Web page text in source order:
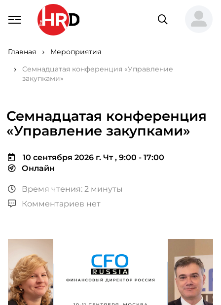
Главная
Мероприятия
Семнадцатая конференция «Управление
закупками»
Семнадцатая конференция
«Управление закупками»
10 сентября 2026 г. Чт , 9:00 - 17:00
Онлайн
Время чтения: 2 минуты
Комментариев нет